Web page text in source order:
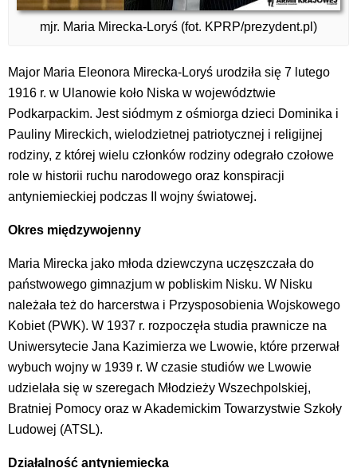
mjr. Maria Mirecka-Loryś (fot. KPRP/prezydent.pl)
Major Maria Eleonora Mirecka-Loryś urodziła się 7 lutego
1916 r. w Ulanowie koło Niska w województwie
Podkarpackim. Jest siódmym z ośmiorga dzieci Dominika i
Pauliny Mireckich, wielodzietnej patriotycznej i religijnej
rodziny, z której wielu członków rodziny odegrało czołowe
role w historii ruchu narodowego oraz konspiracji
antyniemieckiej podczas II wojny światowej.
Okres międzywojenny
Maria Mirecka jako młoda dziewczyna uczęszczała do
państwowego gimnazjum w pobliskim Nisku. W Nisku
należała też do harcerstwa i Przysposobienia Wojskowego
Kobiet (PWK). W 1937 r. rozpoczęła studia prawnicze na
Uniwersytecie Jana Kazimierza we Lwowie, które przerwał
wybuch wojny w 1939 r. W czasie studiów we Lwowie
udzielała się w szeregach Młodzieży Wszechpolskiej,
Bratniej Pomocy oraz w Akademickim Towarzystwie Szkoły
Ludowej (ATSL).
Działalność antyniemiecka